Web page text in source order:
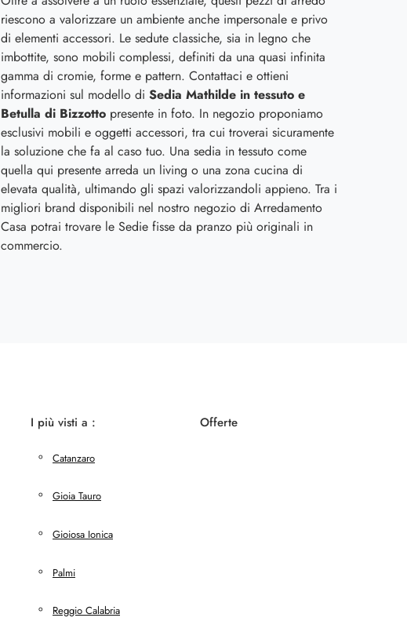
riescono a valorizzare un ambiente anche impersonale e privo
di elementi accessori. Le sedute classiche, sia in legno che
imbottite, sono mobili complessi, definiti da una quasi infinita
gamma di cromie, forme e pattern. Contattaci e ottieni
informazioni sul modello di Sedia Mathilde in tessuto e
Betulla di Bizzotto presente in foto. In negozio proponiamo
esclusivi mobili e oggetti accessori, tra cui troverai sicuramente
la soluzione che fa al caso tuo. Una sedia in tessuto come
quella qui presente arreda un living o una zona cucina di
elevata qualità, ultimando gli spazi valorizzandoli appieno. Tra i
migliori brand disponibili nel nostro negozio di Arredamento
Casa potrai trovare le Sedie fisse da pranzo più originali in
commercio.
I più visti a :
Catanzaro
Gioia Tauro
Gioiosa Ionica
Palmi
Reggio Calabria
Offerte